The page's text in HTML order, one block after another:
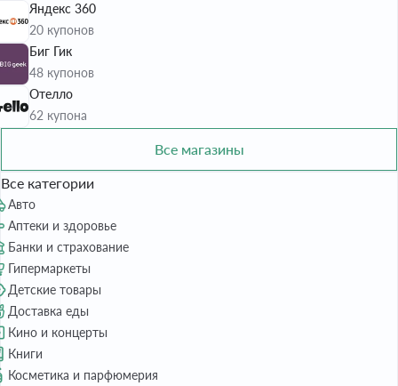
Яндекс 360
20 купонов
Биг Гик
48 купонов
Отелло
62 купона
Все магазины
Все категории
Авто
Аптеки и здоровье
Банки и страхование
Гипермаркеты
Детские товары
Доставка еды
Кино и концерты
Книги
Косметика и парфюмерия